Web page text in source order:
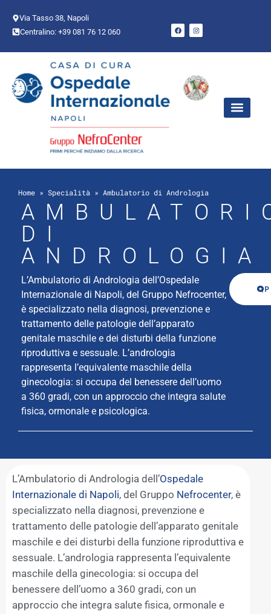
Via Tasso 38, Napoli
Centralino: +39 081 76 12 060
Home » Specialità » Ambulatorio di Andrologia
DI
ANDROLOGIA
L’Ambulatorio di Andrologia dell’Ospedale
Internazionale di Napoli, del Gruppo Nefrocenter,
è specializzato nella diagnosi, prevenzione e
trattamento delle patologie dell’apparato
genitale maschile e dei disturbi della funzione
riproduttiva e sessuale. L’andrologia
rappresenta l’equivalente maschile della
ginecologia: si occupa del benessere dell’uomo
a 360 gradi, con un approccio che integra salute
fisica, ormonale e psicologica.
L’Ambulatorio di Andrologia dell’Ospedale
Internazionale di Napoli, del Gruppo Nefrocenter, è
specializzato nella diagnosi, prevenzione e
trattamento delle patologie dell’apparato genitale
maschile e dei disturbi della funzione riproduttiva e
sessuale. L’andrologia rappresenta l’equivalente
maschile della ginecologia: si occupa del
benessere dell’uomo a 360 gradi, con un
approccio che integra salute fisica, ormonale e